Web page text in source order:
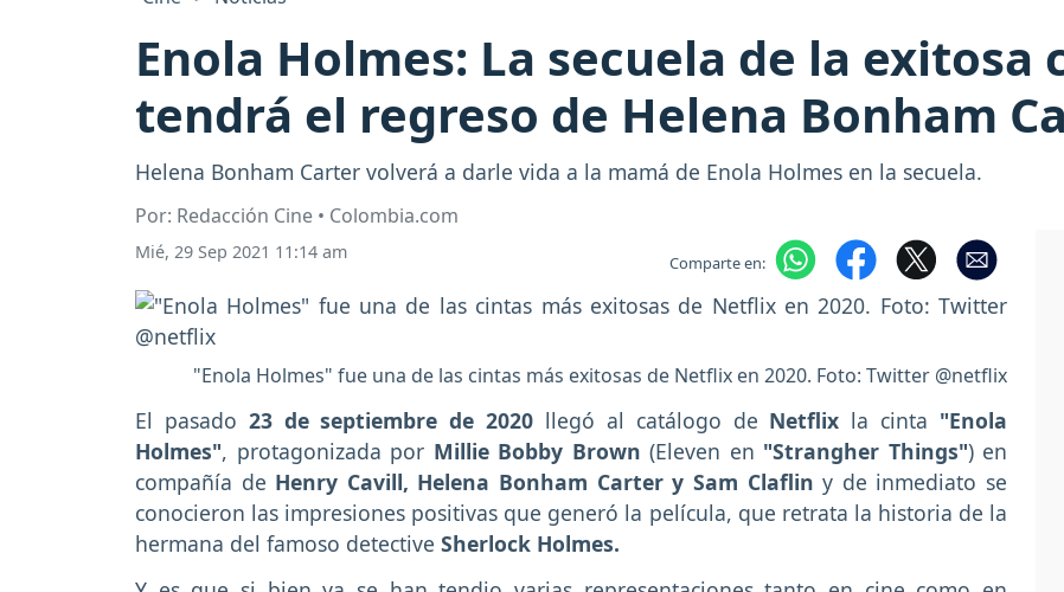
Enola Holmes: La secuela de la
tendrá el regreso de Helena Bonham
Helena Bonham Carter volverá a darle vida a la mamá de Enola Holmes en la secuela.
Por: Redacción Cine • Colombia.com
Mié, 29 Sep 2021 11:14 am Comparte en:
"Enola Holmes" fue una de las cintas más exitosas de Netflix en 2020. Foto: Twitter @netflix
El pasado 23 de septiembre de 2020 llegó al catálogo de Netflix la cinta "Enola
Holmes", protagonizada por Millie Bobby Brown (Eleven en "Strangher Things") en
compañía de Henry Cavill, Helena Bonham Carter y Sam Clafliny de inmediato se
conocieron las impresiones positivas que generó la película, que retrata la historia de la
hermana del famoso detective Sherlock Holmes.